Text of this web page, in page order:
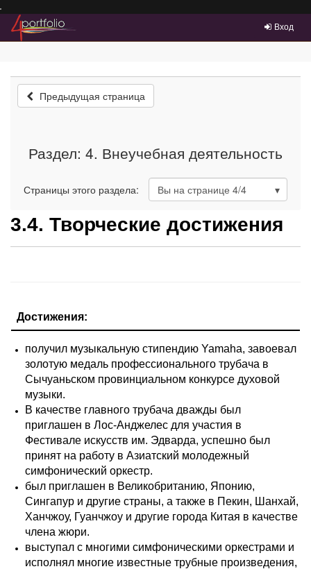
Преейти на главное меню
Вход
Предыдущая страница
Раздел: 4. Внеучебная деятельность
Страницы этого раздела: Вы на странице 4/4
3.4. Творческие достижения
Достижения:
получил музыкальную стипендию Yamaha, завоевал
золотую медаль профессионального трубача в
Сычуаньском провинциальном конкурсе духовой
музыки.
В качестве главного трубача дважды был
приглашен в Лос-Анджелес для участия в
Фестивале искусств им. Эдварда, успешно был
принят на работу в Азиатский молодежный
симфонический оркестр.
был приглашен в Великобританию, Японию,
Сингапур и другие страны, а также в Пекин, Шанхай,
Ханчжоу, Гуанчжоу и другие города Китая в качестве
члена жюри.
выступал с многими симфоническими оркестрами и
исполнял многие известные трубные произведения,